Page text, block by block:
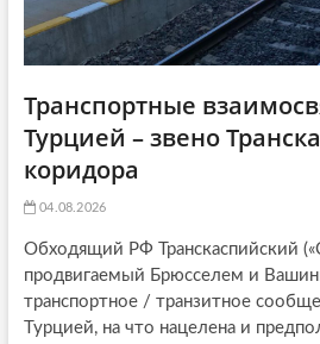
Транспортные
Турцией – звено
коридора
04.08.2026
Обходящий РФ Транскаспийский
продвигаемый Брюсселем и
транспортное / транзитное
Турцией, на что нацелена и